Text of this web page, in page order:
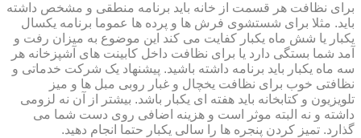
برای نظافت هر قسمت از خانه باید برنامه منطقی و مشخص داشته
باید. مثلا برای شستشوی فرش ها و پرده ها عموما برنامه یکسال
یکبار یا شش ماه یکبار کفایت می کند این موضوع به میزان رفت و
آمد شما بستگی دارد یا برای نظافت داخل کابینت های آشپزخانه هر
سه ماه یکبار باید برنامه داشته باشید. پیشنهاد یک شرکت خدماتی و
نظافتی خوب برای نظافت یخچال و غبار روبی مبل ها و میز
تلویزیون و کتابخانه باید هفته ای یکبار باشد. بیشتر از آن نه لزومی
داشته و نه البته موثر است و هزینه اضافی روی دست شما می
گذارد. تمیز کردن پنجره ها را سالی یکبار حتما انجام دهید.